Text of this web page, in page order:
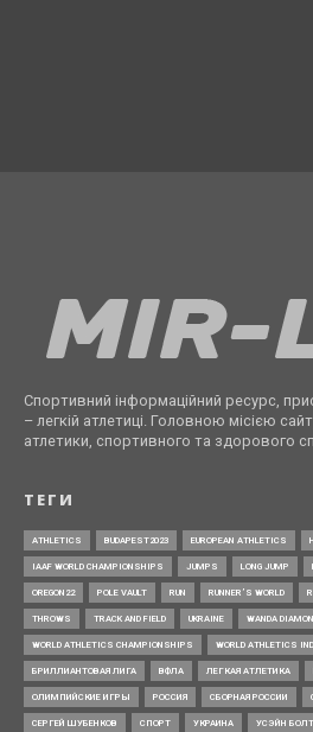
Спортивний інформаційний ресурс,
– легкій атлетиці. Головною місією
атлетики, спортивного та здорового
ТЕГИ
ATHLETICS BUDAPEST2023 EUROPEAN ATHLETICS
IAAF WORLD CHAMPIONSHIPS JUMPS LONG JUMP
OREGON22 POLE VAULT RUN RUNNER’S WORLD
THROWS TRACK AND FIELD UKRAINE WANDA
WORLD ATHLETICS CHAMPIONSHIPS WORLD ATHLETICS
БРИЛЛИАНТОВАЯ ЛИГА ВФЛА ЛЕГКАЯ АТЛЕТИКА
ОЛИМПИЙСКИЕ ИГРЫ РОССИЯ СБОРНАЯ РОССИИ
СЕРГЕЙ ШУБЕНКОВ СПОРТ УКРАИНА УСЭЙН БОЛТ